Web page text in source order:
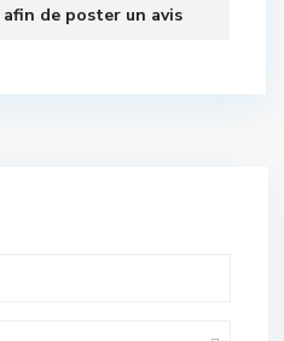
afin de poster un avis